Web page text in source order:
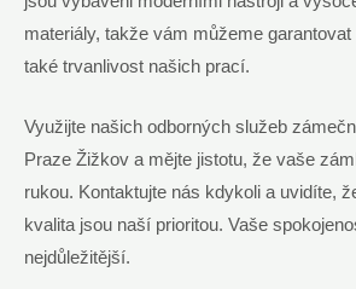
materiály, takže vám můžeme
také trvanlivost⁤ našich prací.
Využijte⁢ našich odborných služeb
Praze Žižkov a mějte‍ jistotu, že vaše⁤
rukou.⁣ Kontaktujte nás ​kdykoli ‍a uvidíte,
‌kvalita jsou‍ naší‍ prioritou. ⁢Vaše
nejdůležitější.